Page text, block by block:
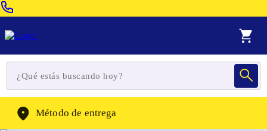
WhatsApp: (302) 262-4104
Método de entrega